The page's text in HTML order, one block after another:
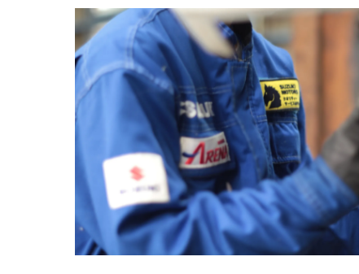
豊
親
購
お
試乗
購入
スズキモ
定